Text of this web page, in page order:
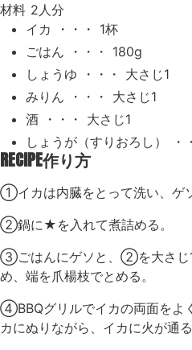
材料 2人分
イカ ・・・ 1杯
ごはん ・・・ 180g
しょうゆ ・・・ 大さじ1
みりん ・・・ 大さじ1
酒 ・・・ 大さじ1
しょうが（すりおろし） ・
RECIPE作り方
①イカは内臓をとって洗い、ゲ
②鍋に★を入れて煮詰める。
③ごはんにゲソと、②を大さじ
め、端を爪楊枝でとめる。
④BBQグリルでイカの両面をよ
カにぬりながら、イカに火が通る